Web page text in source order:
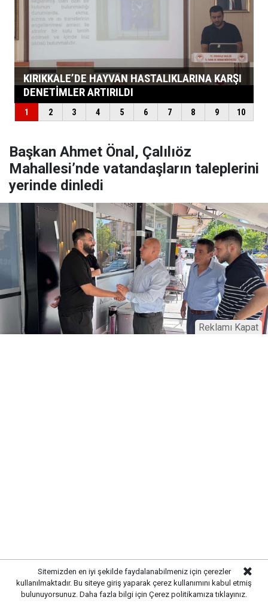
Başkan Ahmet Önal, Çalılıöz
Mahallesi’nde vatandaşların taleplerini
yerinde dinledi
Sitemizden en iyi şekilde faydalanabilmeniz için çerezler
kullanılmaktadır. Bu siteye giriş yaparak çerez kullanımını kabul etmiş
bulunuyorsunuz. Daha fazla bilgi için Çerez politikamıza tıklayınız.
Reklamı Kapat